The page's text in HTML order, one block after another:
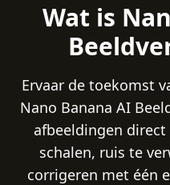
Wat is
Ervaar de toekomst
Nano Banana AI
afbeeldingen
schalen, ruis te
corrigeren met één